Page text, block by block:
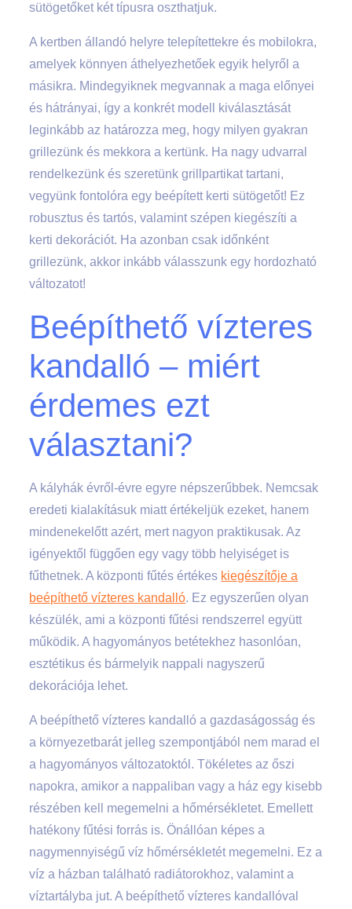
sütögetőket két típusra oszthatjuk.
A kertben állandó helyre telepítettekre és mobilokra,
amelyek könnyen áthelyezhetőek egyik helyről a
másikra. Mindegyiknek megvannak a maga előnyei
és hátrányai, így a konkrét modell kiválasztását
leginkább az határozza meg, hogy milyen gyakran
grillezünk és mekkora a kertünk. Ha nagy udvarral
rendelkezünk és szeretünk grillpartikat tartani,
vegyünk fontolóra egy beépített kerti sütögetőt! Ez
robusztus és tartós, valamint szépen kiegészíti a
kerti dekorációt. Ha azonban csak időnként
grillezünk, akkor inkább válasszunk egy hordozható
változatot!
Beépíthető vízteres
kandalló – miért
érdemes ezt
választani?
A kályhák évről-évre egyre népszerűbbek. Nemcsak
eredeti kialakításuk miatt értékeljük ezeket, hanem
mindenekelőtt azért, mert nagyon praktikusak. Az
igényektől függően egy vagy több helyiséget is
fűthetnek. A központi fűtés értékes kiegészítője a
beépíthető vízteres kandalló. Ez egyszerűen olyan
készülék, ami a központi fűtési rendszerrel együtt
működik. A hagyományos betétekhez hasonlóan,
esztétikus és bármelyik nappali nagyszerű
dekorációja lehet.
A beépíthető vízteres kandalló a gazdaságosság és
a környezetbarát jelleg szempontjából nem marad el
a hagyományos változatoktól. Tökéletes az őszi
napokra, amikor a nappaliban vagy a ház egy kisebb
részében kell megemelni a hőmérsékletet. Emellett
hatékony fűtési forrás is. Önállóan képes a
nagymennyiségű víz hőmérsékletét megemelni. Ez a
víz a házban található radiátorokhoz, valamint a
víztartályba jut. A beépíthető vízteres kandallóval